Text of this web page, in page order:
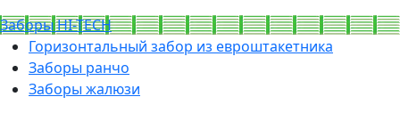
Заборы HI-TECH
Горизонтальный забор из евроштакетника
Заборы ранчо
Заборы жалюзи